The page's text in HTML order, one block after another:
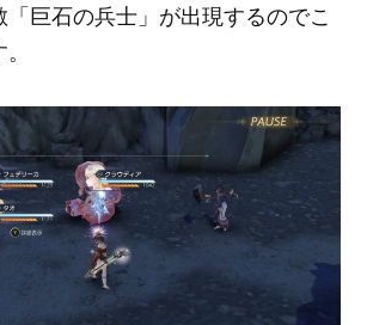
巨石の兵士」が出現するのでこ